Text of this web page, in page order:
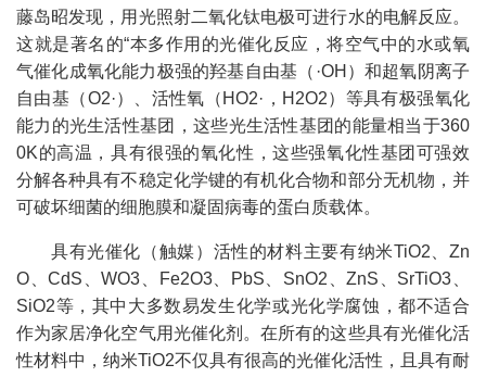
藤岛昭发现，用光照射二氧化钛电极可进行水的电解反应。
这就是著名的“本多作用的光催化反应，将空气中的水或氧
气催化成氧化能力极强的羟基自由基（·OH）和超氧阴离子
自由基（O2·）、活性氧（HO2·，H2O2）等具有极强氧化
能力的光生活性基团，这些光生活性基团的能量相当于360
0K的高温，具有很强的氧化性，这些强氧化性基团可强效
分解各种具有不稳定化学键的有机化合物和部分无机物，并
可破坏细菌的细胞膜和凝固病毒的蛋白质载体。
具有光催化（触媒）活性的材料主要有纳米TiO2、Zn
O、CdS、WO3、Fe2O3、PbS、SnO2、ZnS、SrTiO3、
SiO2等，其中大多数易发生化学或光化学腐蚀，都不适合
作为家居净化空气用光催化剂。在所有的这些具有光催化活
性材料中，纳米TiO2不仅具有很高的光催化活性，且具有耐